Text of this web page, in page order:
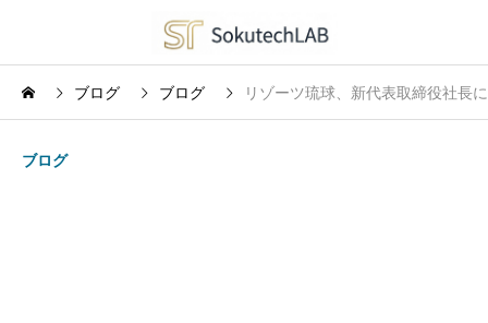
ブログ ブログ リゾーツ琉球、新代表取締役社長
ブログ